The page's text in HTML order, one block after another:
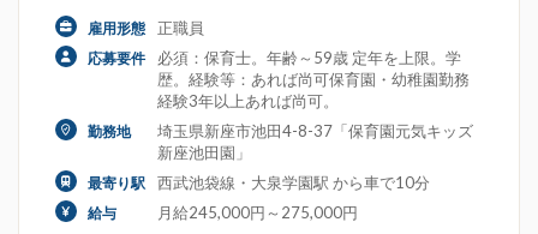
雇用形態 正職員
応募要件
必須：保育士。年齢～59歳 定年を上限。学
歴。経験等：あれば尚可保育園・幼稚園勤務
経験3年以上あれば尚可。
勤務地
埼玉県新座市池田4-8-37「保育園元気キッズ
新座池田園」
最寄り駅 西武池袋線・大泉学園駅 から車で10分
給与 月給245,000円～275,000円